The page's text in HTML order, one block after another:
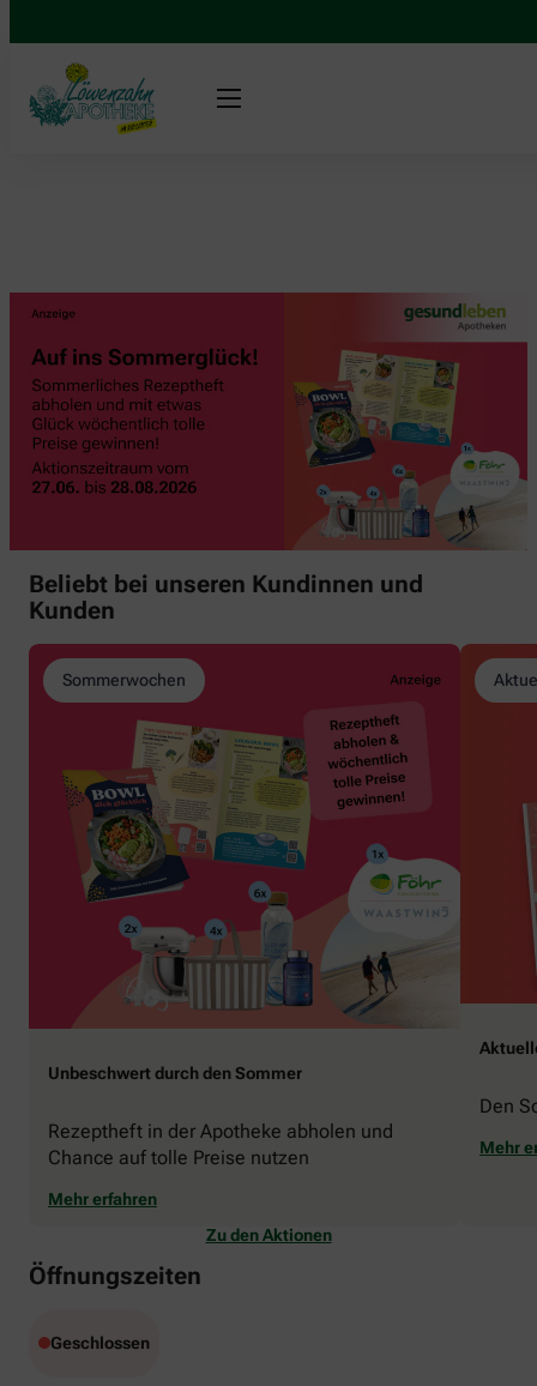
Beliebt bei unseren Kundinnen und
Kunden
Sommerwochen
Unbeschwert durch den Sommer
Rezeptheft in der Apotheke abholen und
Chance auf tolle Preise nutzen
Mehr erfahren
Den
Mehr
Zu den Aktionen
Öffnungszeiten
Geschlossen